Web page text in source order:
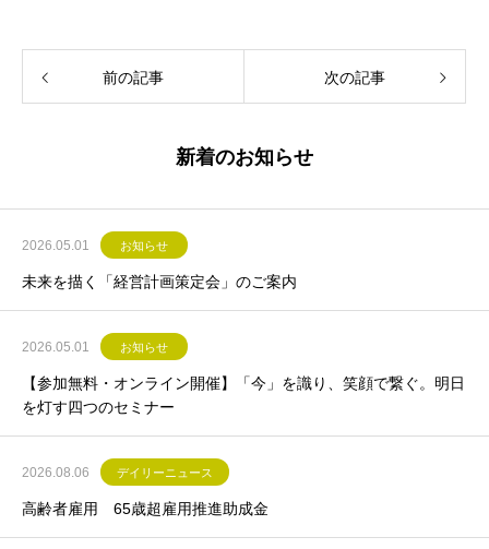
前の記事 次の記事
新着のお知らせ
2026.05.01 お知らせ
未来を描く「経営計画策定会」のご案内
2026.05.01 お知らせ
【参加無料・オンライン開催】「今」を識り、笑顔で繋ぐ。明日
を灯す四つのセミナー
2026.08.06 デイリーニュース
高齢者雇用 65歳超雇用推進助成金